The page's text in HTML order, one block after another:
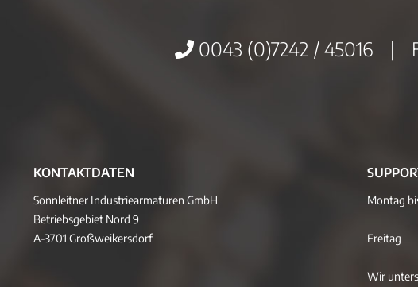
0043 (0)7242 / 45016 |
KONTAKTDATEN
Sonnleitner Industriearmaturen GmbH
Betriebsgebiet Nord 9
A-3701 Großweikersdorf
Montag
Freitag
Wir